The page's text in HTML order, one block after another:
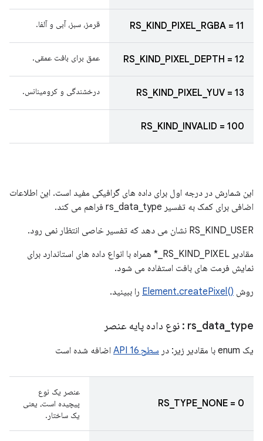
RS_KIND_PIXEL_RGBA = 11 قرمز، سبز، آبی و آلفا.
RS_KIND_PIXEL_DEPTH = 12 عمق برای بافت عمقی.
RS_KIND_PIXEL_YUV = 13 درخشندگی و کرومینانس.
RS_KIND_INVALID = 100
این شمارش در درجه اول برای داده های گرافیکی مفید است. این اطلاعات
اضافی برای کمک به تفسیر rs_data_type فراهم می کند.
RS_KIND_USER نشان می دهد که تفسیر خاصی انتظار نمی رود.
مقادیر RS_KIND_PIXEL_* همراه با انواع داده های استاندارد برای
نمایش فرمت های بافت استفاده می شود.
روش ()Element.createPixel را ببینید.
rs data type : نوع داده پایه عنصر
یک enum با مقادیر زیر: در سطح 16 API اضافه شده است
RS_TYPE_NONE = 0
عنصر یک نوع
پیچیده است، یعنی
یک ساختار.